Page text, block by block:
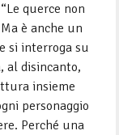
querce non
è anche un
si interroga su
al disincanto,
insieme
personaggio
Perché una